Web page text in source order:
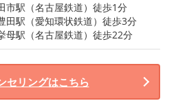
市駅（名古屋鉄道）徒歩1分
田駅（愛知環状鉄道）徒歩3分
母駅（名古屋鉄道）徒歩22分
セリングはこちら